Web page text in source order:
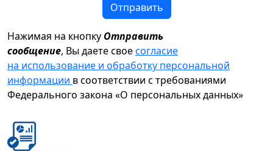
Отправить
Нажимая на кнопку Отправить
сообщение, Вы даете своесогласие
на использование и обработку персональной
информации в соответствии с требованиями
Федерального закона «О персональных данных»